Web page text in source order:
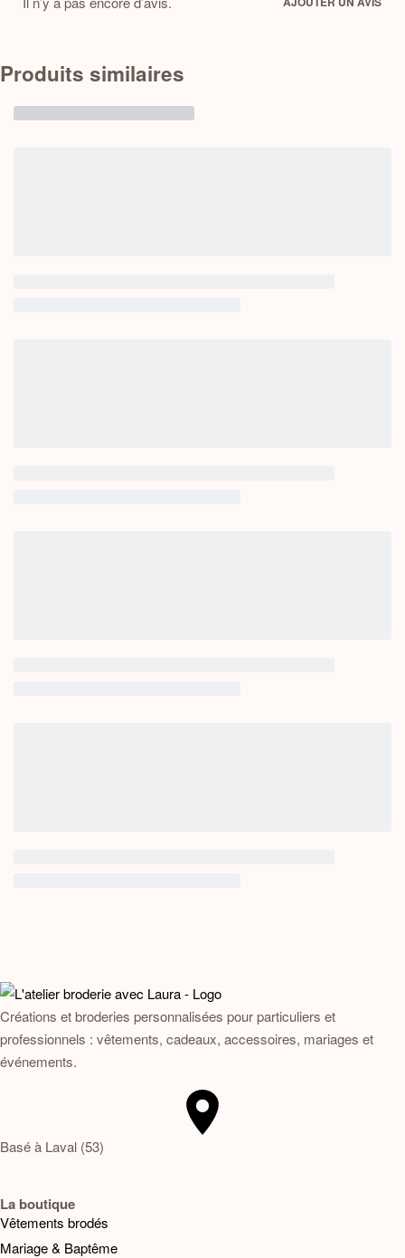
Produits similaires
Créations et broderies personnalisées pour particuliers et
professionnels : vêtements, cadeaux, accessoires, mariages et
événements.
Basé à Laval (53)
La boutique
Vêtements brodés
Mariage & Baptême